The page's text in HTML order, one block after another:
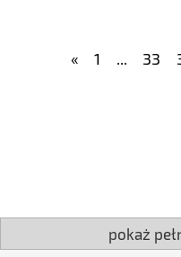
« 1 ... 33
pokaż